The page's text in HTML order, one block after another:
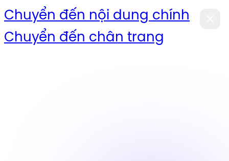
Chuyển đến nội dung chính
Chuyển đến chân trang